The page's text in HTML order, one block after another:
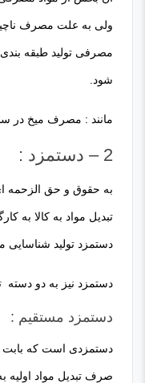
ولی به علت مصرف
مصرفی تولید طبقه
شود.
مانند : مصرف میخ در
2 – دستمزد :
به حقوق و حق الزحمه
تبدیل مواد به کالا به
دستمزد تولید شناسایی
دستمزد نیز به دو
دستمزد مستقیم :
دستمزدی است که بابت
صرف تبدیل مواد اولیه